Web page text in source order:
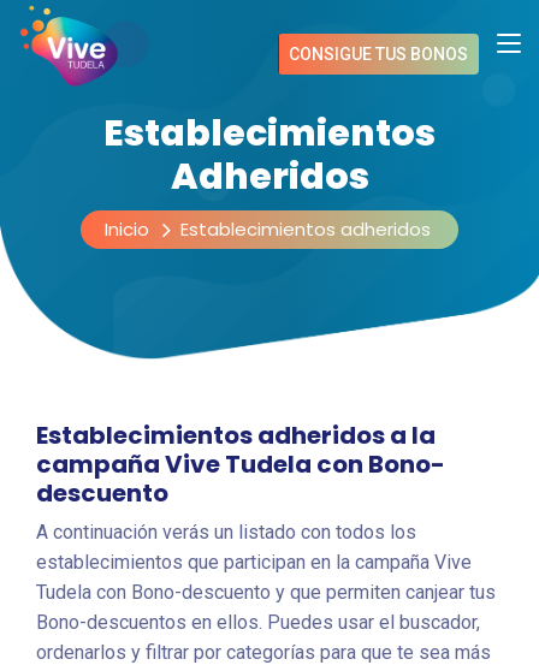
CONSIGUE TUS BONOS
Establecimientos
Adheridos
Inicio Establecimientos adheridos
Establecimientos adheridos a la
campaña Vive Tudela con Bono-
descuento
A continuación verás un listado con todos los
establecimientos que participan en la campaña Vive
Tudela con Bono-descuento y que permiten canjear tus
Bono-descuentos en ellos. Puedes usar el buscador,
ordenarlos y filtrar por categorías para que te sea más